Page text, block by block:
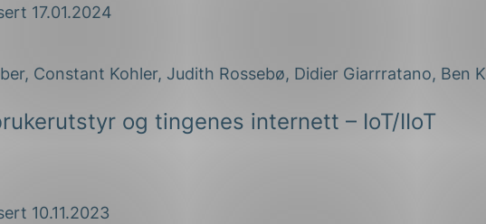
17.01.2024
og tingenes internett – IoT/IIoT
10.11.2023